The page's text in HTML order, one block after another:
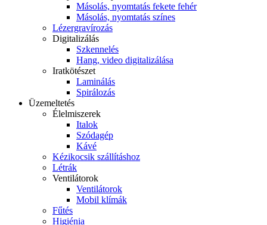
Másolás, nyomtatás fekete fehér
Másolás, nyomtatás színes
Lézergravírozás
Digitalizálás
Szkennelés
Hang, video digitalizálása
Iratkötészet
Laminálás
Spirálozás
Üzemeltetés
Élelmiszerek
Italok
Szódagép
Kávé
Kézikocsik szállításhoz
Létrák
Ventilátorok
Ventilátorok
Mobil klímák
Fűtés
Higiénia